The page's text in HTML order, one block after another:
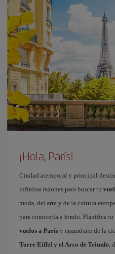
¡Hola, París!
Ciudad atemporal y principal
infinitas razones para buscar tu
moda, del arte y de la cultura
para conocerla a fondo. Planifica
vuelos a París y enamórate de la
Torre Eiffel y el Arco de Triunfo,